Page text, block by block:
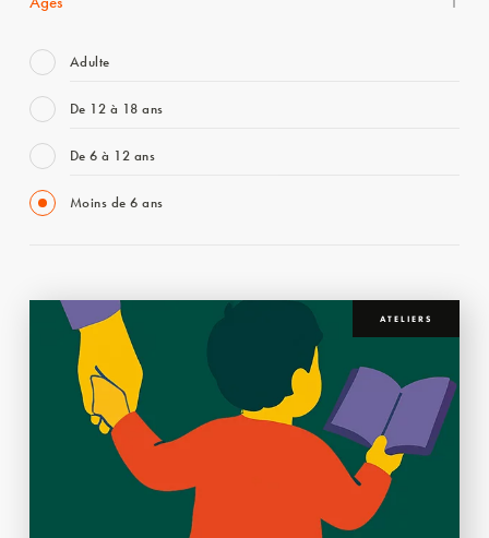
Adulte
De 12 à 18 ans
De 6 à 12 ans
Moins de 6 ans
ATELIERS